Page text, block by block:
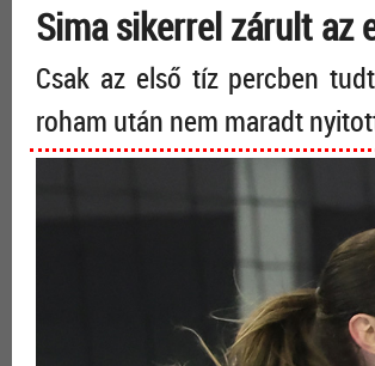
Sima sikerrel zárult az
Csak az első tíz percben
roham után nem maradt